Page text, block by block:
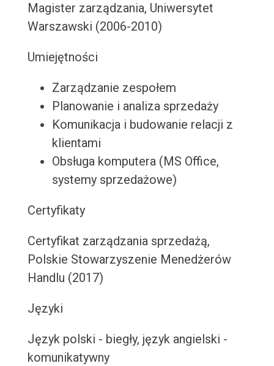
Magister zarządzania, Uniwersytet
Warszawski (2006-2010)
Umiejętności
Zarządzanie zespołem
Planowanie i analiza sprzedaży
Komunikacja i budowanie relacji z
klientami
Obsługa komputera (MS Office,
systemy sprzedażowe)
Certyfikaty
Certyfikat zarządzania sprzedażą,
Polskie Stowarzyszenie Menedżerów
Handlu (2017)
Języki
Język polski - biegły, język angielski -
komunikatywny